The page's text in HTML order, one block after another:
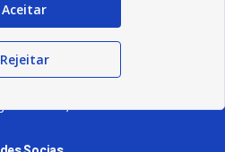
(83) 3447-1056
Funcionamento
à sexta, das 08h às 13h
Aceitar
Rejeitar